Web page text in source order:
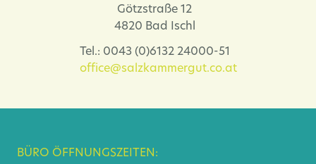
Götzstraße 12
4820 Bad Ischl
Tel.: 0043 (0)6132 24000-51
office@salzkammergut.co.at
BÜRO ÖFFNUNGSZEITEN: